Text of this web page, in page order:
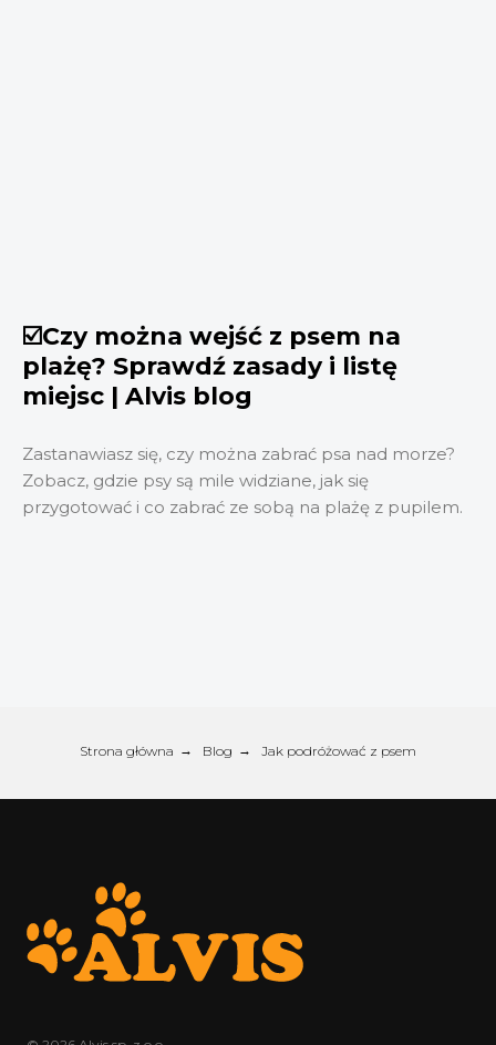
☑️Czy można wejść z psem na
plażę? Sprawdź zasady i listę
miejsc | Alvis blog
Zastanawiasz się, czy można zabrać psa nad morze?
Zobacz, gdzie psy są mile widziane, jak się
przygotować i co zabrać ze sobą na plażę z pupilem.
Strona główna → Blog → Jak podróżować z psem